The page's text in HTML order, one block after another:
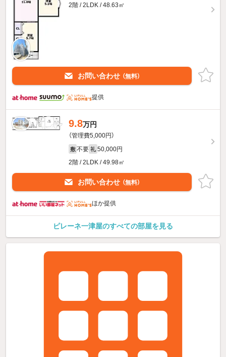
2階 / 2LDK / 48.63㎡
お問い合わせ （無料）
提供
9.8万円
（管理費5,000円）
敷 不要 礼 50,000円
2階 / 2LDK / 49.98㎡
お問い合わせ （無料）
ほか提供
ピレーネ一津屋のすべての部屋を見る